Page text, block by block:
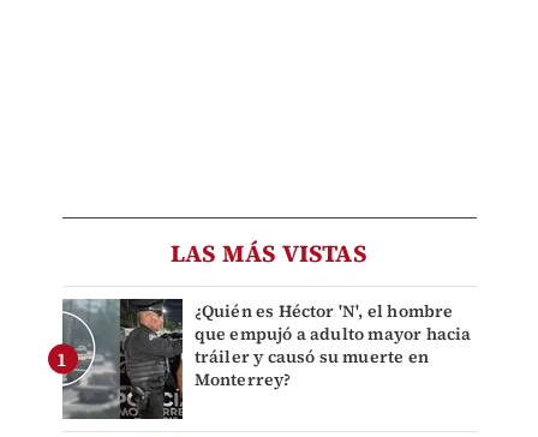
LAS MÁS VISTAS
¿Quién es Héctor 'N', el hombre
que empujó a adulto mayor hacia
tráiler y causó su muerte en
Monterrey?